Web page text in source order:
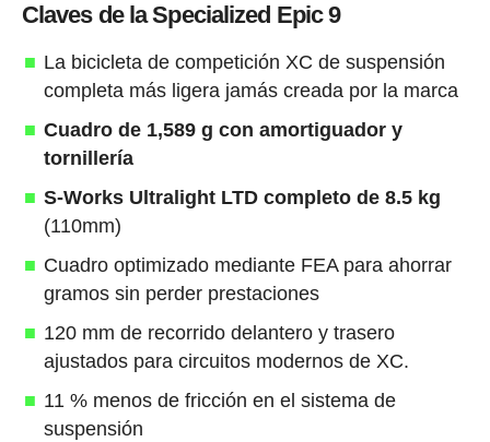
Claves de la Specialized Epic 9
La bicicleta de competición XC de suspensión
completa más ligera jamás creada por la marca
Cuadro de 1,589 g con amortiguador y
tornillería
S-Works Ultralight LTD completo de 8.5 kg
(110mm)
Cuadro optimizado mediante FEA para ahorrar
gramos sin perder prestaciones
120 mm de recorrido delantero y trasero
ajustados para circuitos modernos de XC.
11 % menos de fricción en el sistema de
suspensión